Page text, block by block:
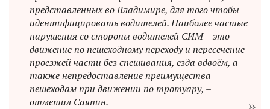
представленных во Владимире, для того чтобы
идентифицировать водителей. Наиболее частые
нарушения со стороны водителей СИМ – это
движение по пешеходному переходу и пересечение
проезжей части без спешивания, езда вдвоём, а
также непредоставление преимущества
пешеходам при движении по тротуару, –
отметил Саяпин.